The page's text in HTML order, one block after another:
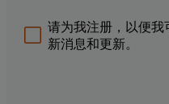
请为我注册，以便
新消息和更新。